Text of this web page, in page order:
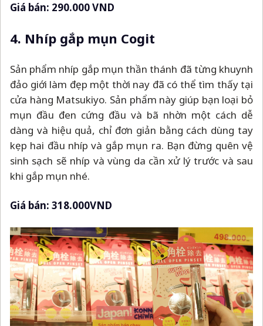
Giá bán: 290.000 VND
4. Nhíp gắp mụn Cogit
Sản phẩm nhíp gắp mụn thần thánh đã từng khuynh
đảo giới làm đẹp một thời nay đã có thể tìm thấy tại
cửa hàng Matsukiyo. Sản phẩm này giúp bạn loại bỏ
mụn đầu đen cứng đầu và bã nhờn một cách dễ
dàng và hiệu quả, chỉ đơn giản bằng cách dùng tay
kẹp hai đầu nhíp và gắp mụn ra. Bạn đừng quên vệ
sinh sạch sẽ nhíp và vùng da cần xử lý trước và sau
khi gắp mụn nhé.
Giá bán: 318.000VND